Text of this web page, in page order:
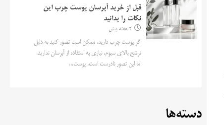
قبل از خرید آبرسان پوست چرب این
نکات را بدانید
2 هفته پیش
اگر پوست چرب دارید، ممکن است تصور کنید به دلیل
ترشح بالای سبوم، نیازی به استفاده از آبرسان ندارید.
اما این تصور نادرست است. پوست...
دسته‌ها